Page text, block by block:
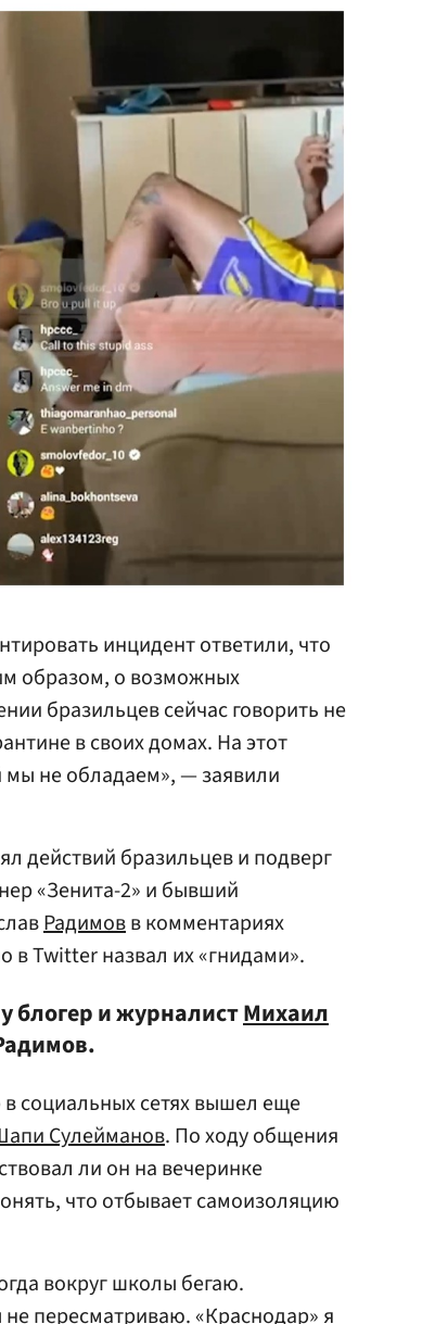
инцидент ответили, что
образом, о возможных
бразильцев сейчас говорить не
в своих домах. На этот
не обладаем», — заявили
действий бразильцев и подверг
«Зенита-2» и бывший
Радимовв комментариях
в Twitter назвал их «гнидами».
блогер и журналистМихаил
социальных сетях вышел еще
Сулейманов. По ходу общения
ли он на вечеринке
что отбывает самоизоляцию
вокруг школы бегаю.
пересматриваю. «Краснодар» я